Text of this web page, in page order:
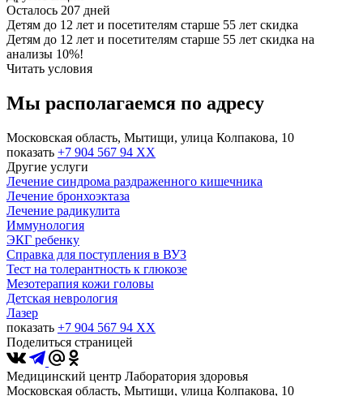
Осталось 207 дней
Детям до 12 лет и посетителям старше 55 лет скидка
Детям до 12 лет и посетителям старше 55 лет скидка на
анализы 10%!
Читать условия
Мы располагаемся по адресу
Московская область, Мытищи, улица Колпакова, 10
показать +7 904 567 94 XX
Другие услуги
Лечение синдрома раздраженного кишечника
Лечение бронхоэктаза
Лечение радикулита
Иммунология
ЭКГ ребенку
Справка для поступления в ВУЗ
Тест на толерантность к глюкозе
Мезотерапия кожи головы
Детская неврология
Лазер
показать +7 904 567 94 XX
Поделиться страницей
Медицинский центр Лаборатория здоровья
Московская область, Мытищи, улица Колпакова, 10